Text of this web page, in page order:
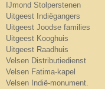
IJmond Stolperstenen
Uitgeest Indiëgangers
Uitgeest Joodse families
Uitgeest Kooghuis
Uitgeest Raadhuis
Velsen Distributiedienst
Velsen Fatima-kapel
Velsen Indië-monument.